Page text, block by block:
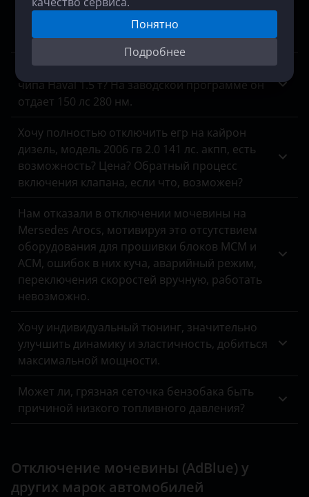
Понятно
Подробнее
Ваз 2115, блок Январь 7.2, ELM 327 не видит
данных с датчиков кислорода, хотяонина
месте.
Сколько сил и крутящего, прибавится после
чипа Haval 1.5 т? На заводской программе он
отдает 150 лс 280 нм.
Хочу полностью отключить егр на кайрон
дизель, модель 2006 гв 2.0 141 лс. акпп, есть
возможность? Цена? Обратный процесс
включения клапана, если что, возможен?
Нам отказали в отключении мочевины на
Mersedes Arocs, мотивируя это отсутствием
оборудования для прошивки блоков MCM и
ACM, ошибок в них куча, аварийный режим,
переключения скоростей вручную, работать
невозможно.
Хочу индивидуальный тюнинг, значительно
улучшить динамику и эластичность, добиться
максимальной мощности.
Может ли, грязная сеточка бензобака быть
причиной низкого топливного давления?
Отключение мочевины (AdBlue) у
других марок автомобилей